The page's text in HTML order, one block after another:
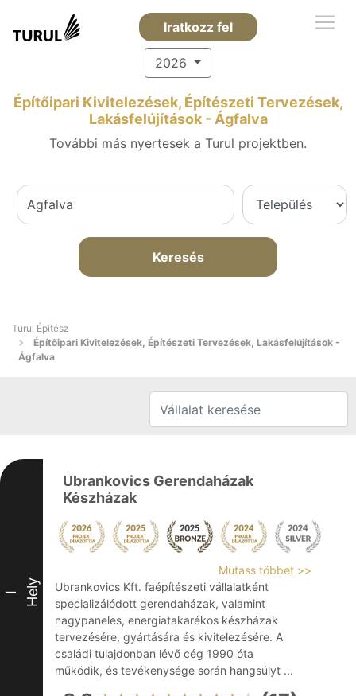
Iratkozz fel
2026
Építőipari Kivitelezések, Építészeti Tervezések,
Lakásfelújítások - Ágfalva
További más nyertesek a Turul projektben.
Keresés
Turul Építész
Építőipari Kivitelezések, Építészeti Tervezések, Lakásfelújítások -
Ágfalva
I Hely
Ubrankovics Gerendaházak
Készházak
Mutass többet >>
Ubrankovics Kft. faépítészeti vállalatként
specializálódott gerendaházak, valamint
nagypaneles, energiatakarékos készházak
tervezésére, gyártására és kivitelezésére. A
családi tulajdonban lévő cég 1990 óta
működik, és tevékenysége során hangsúlyt ...